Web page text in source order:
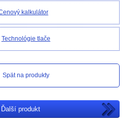
kalkulátor
Technológie tlače
Spät na produkty
Ďalší produkt